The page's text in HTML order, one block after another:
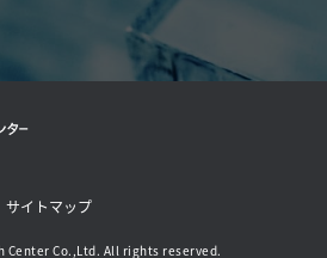
サイトマップ
Center Co.,Ltd. All rights reserved.